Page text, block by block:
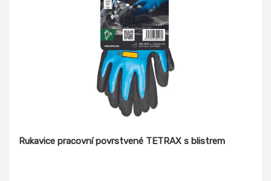
Rukavice pracovní povrstvené TETRAX s blistrem